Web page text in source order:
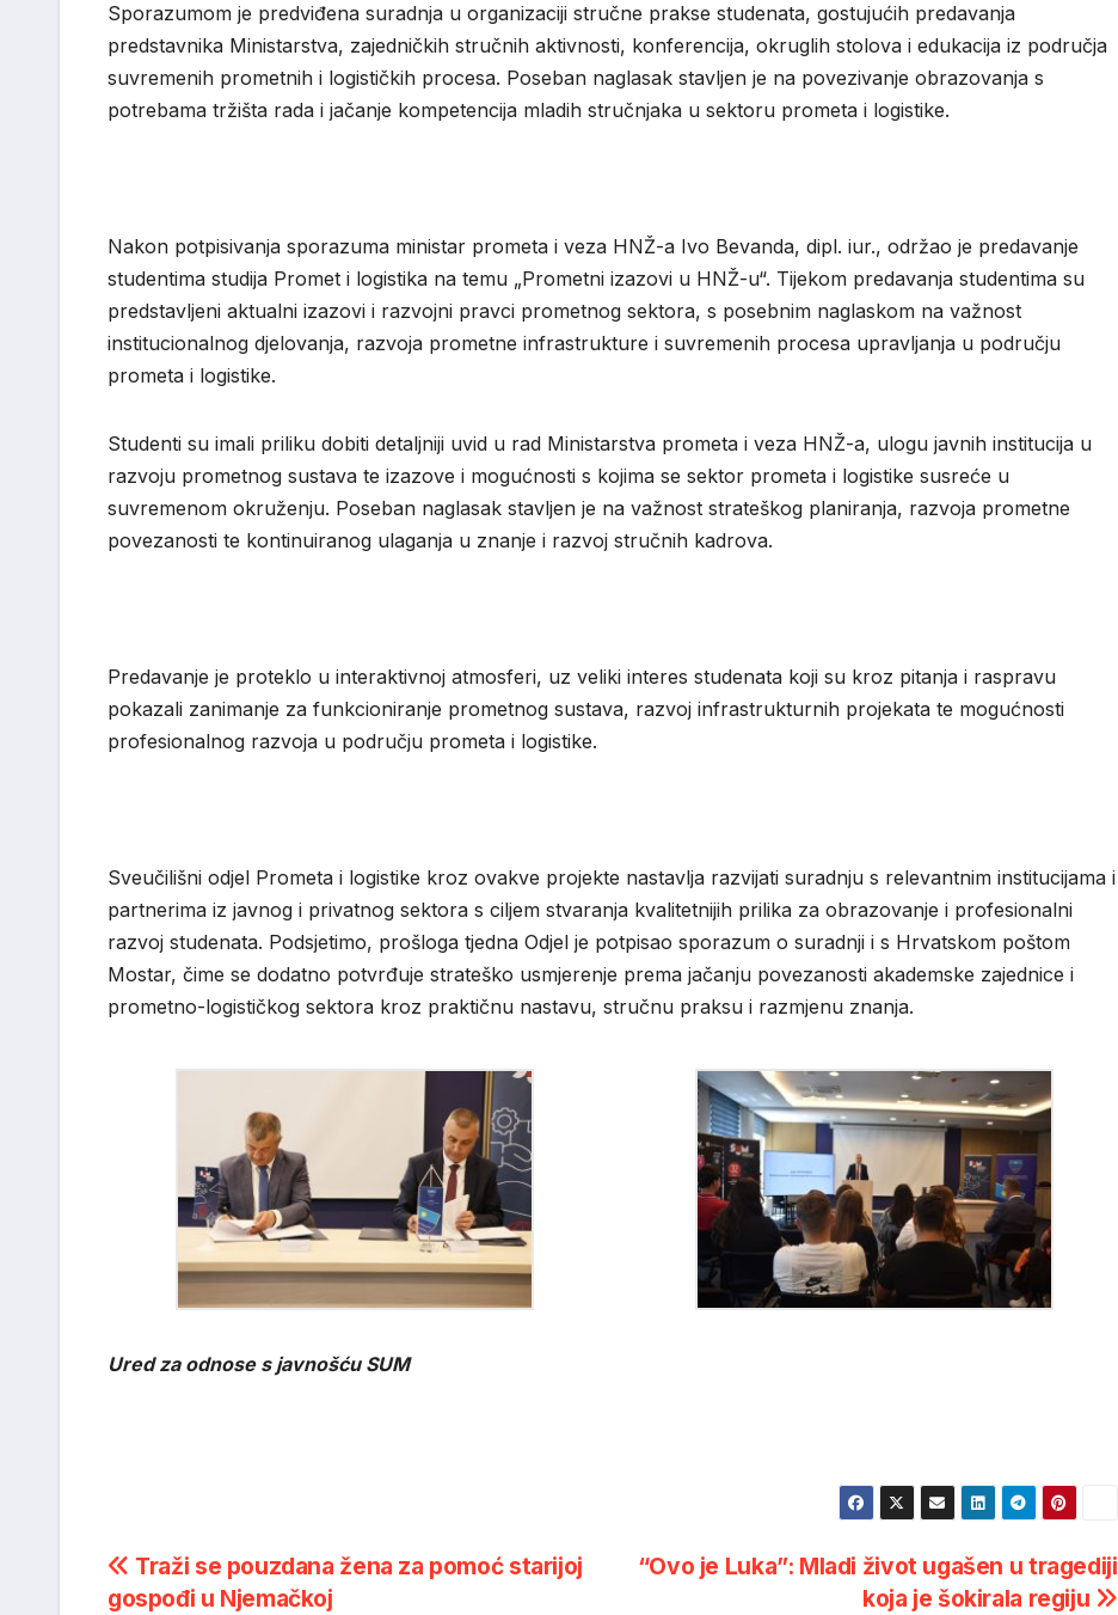
Sporazumom je predviđena suradnja u organizaciji stručne prakse studenata, gostujućih predavanja
predstavnika Ministarstva, zajedničkih stručnih aktivnosti, konferencija, okruglih stolova i edukacija iz područja
suvremenih prometnih i logističkih procesa. Poseban naglasak stavljen je na povezivanje obrazovanja s
potrebama tržišta rada i jačanje kompetencija mladih stručnjaka u sektoru prometa i logistike.
Nakon potpisivanja sporazuma ministar prometa i veza HNŽ-a Ivo Bevanda, dipl. iur., održao je predavanje
studentima studija Promet i logistika na temu „Prometni izazovi u HNŽ-u“. Tijekom predavanja studentima su
predstavljeni aktualni izazovi i razvojni pravci prometnog sektora, s posebnim naglaskom na važnost
institucionalnog djelovanja, razvoja prometne infrastrukture i suvremenih procesa upravljanja u području
prometa i logistike.
Studenti su imali priliku dobiti detaljniji uvid u rad Ministarstva prometa i veza HNŽ-a, ulogu javnih institucija u
razvoju prometnog sustava te izazove i mogućnosti s kojima se sektor prometa i logistike susreće u
suvremenom okruženju. Poseban naglasak stavljen je na važnost strateškog planiranja, razvoja prometne
povezanosti te kontinuiranog ulaganja u znanje i razvoj stručnih kadrova.
Predavanje je proteklo u interaktivnoj atmosferi, uz veliki interes studenata koji su kroz pitanja i raspravu
pokazali zanimanje za funkcioniranje prometnog sustava, razvoj infrastrukturnih projekata te mogućnosti
profesionalnog razvoja u području prometa i logistike.
Sveučilišni odjel Prometa i logistike kroz ovakve projekte nastavlja razvijati suradnju s relevantnim institucijama i
partnerima iz javnog i privatnog sektora s ciljem stvaranja kvalitetnijih prilika za obrazovanje i profesionalni
razvoj studenata. Podsjetimo, prošloga tjedna Odjel je potpisao sporazum o suradnji i s Hrvatskom poštom
Mostar, čime se dodatno potvrđuje strateško usmjerenje prema jačanju povezanosti akademske zajednice i
prometno-logističkog sektora kroz praktičnu nastavu, stručnu praksu i razmjenu znanja.
Ured za odnose s javnošću SUM
Post
“Ovo je Luka”: Mladi život ugašen u tragediji
koja je šokirala regiju
Traži se pouzdana žena za pomoć starijoj
gospođi u Njemačkoj